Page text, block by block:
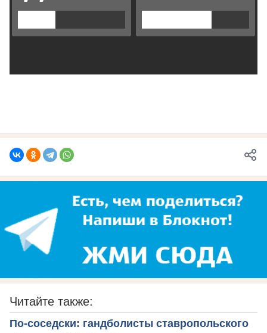
Читайте также:
По-соседски: гандболисты ставропольского